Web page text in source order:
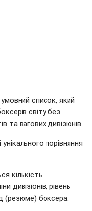
список, який
світу без
та вагових дивізіонів.
порівняння
кількість
дивізіонів, рівень
(резюме) боксера.